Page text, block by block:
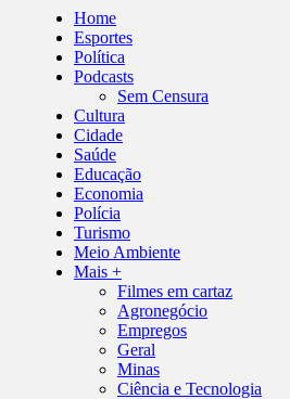
Home
Esportes
Política
Podcasts
Sem Censura
Cultura
Cidade
Saúde
Educação
Economia
Polícia
Turismo
Meio Ambiente
Mais +
Filmes em cartaz
Agronegócio
Empregos
Geral
Minas
Ciência e Tecnologia